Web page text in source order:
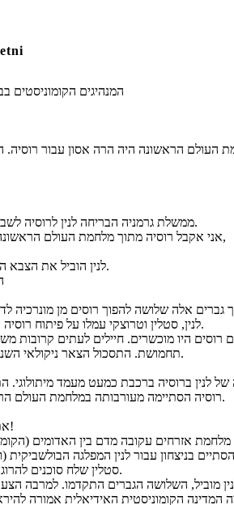
המנהיגים הקומוניסטים
העולם הראשונה היה הרה אסון עבור רוסיה.
ממשלת גרמניה הבריחה לנין לרוסיה לשבש בחברה רוסית נוסף.
אני אקבל רוסיה מתוך מלחמת העולם
לנין הוביל את הצבא האדום נגד הצבא הלבן.
לנין, סטלין וטרוצקי עמלו על פיתוח רוסיה הקומוניסטית החדשה.
רוסים היו מוכשרים. חיילים לעתים קרובות
תחמושת. התסכול הצאר ניקולאי השני הגיע לנקודת רתיחה.
לנין ברוסיה ברכבת כמעט מעמד מיתולוגי.
רוסיה הסתיימה מעורבותה במלחמת העולם הראשונה במארס 1918.
אתה לא נאמן המהפכה!
מלחמת אזרחים עקובה מדם בין האדומים
סטלין שלח סוכנים להרוג את טרוצקי במקסיקו.
מוביל, השלושה הגברים התקדמו. למרבה